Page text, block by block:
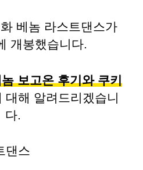
베놈 라스트댄스가
개봉했습니다.
보고온 후기와 쿠키
대해 알려드리겠습니
다.